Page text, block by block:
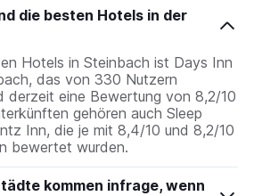
die besten Hotels in der
Hotels in Steinbach ist Days Inn
das von 330 Nutzern
derzeit eine Bewertung von 8,2/10
gehören auch Sleep
Inn, die je mit 8,4/10 und 8,2/10
bewertet wurden.
kommen infrage, wenn